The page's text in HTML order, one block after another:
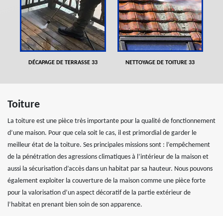
DÉCAPAGE DE TERRASSE 33 NETTOYAGE DE TOITURE 33
Toiture
La toiture est une pièce très importante pour la qualité de fonctionnement
d’une maison. Pour que cela soit le cas, il est primordial de garder le
meilleur état de la toiture. Ses principales missions sont : l’empêchement
de la pénétration des agressions climatiques à l’intérieur de la maison et
aussi la sécurisation d’accès dans un habitat par sa hauteur. Nous pouvons
également exploiter la couverture de la maison comme une pièce forte
pour la valorisation d’un aspect décoratif de la partie extérieur de
l’habitat en prenant bien soin de son apparence.